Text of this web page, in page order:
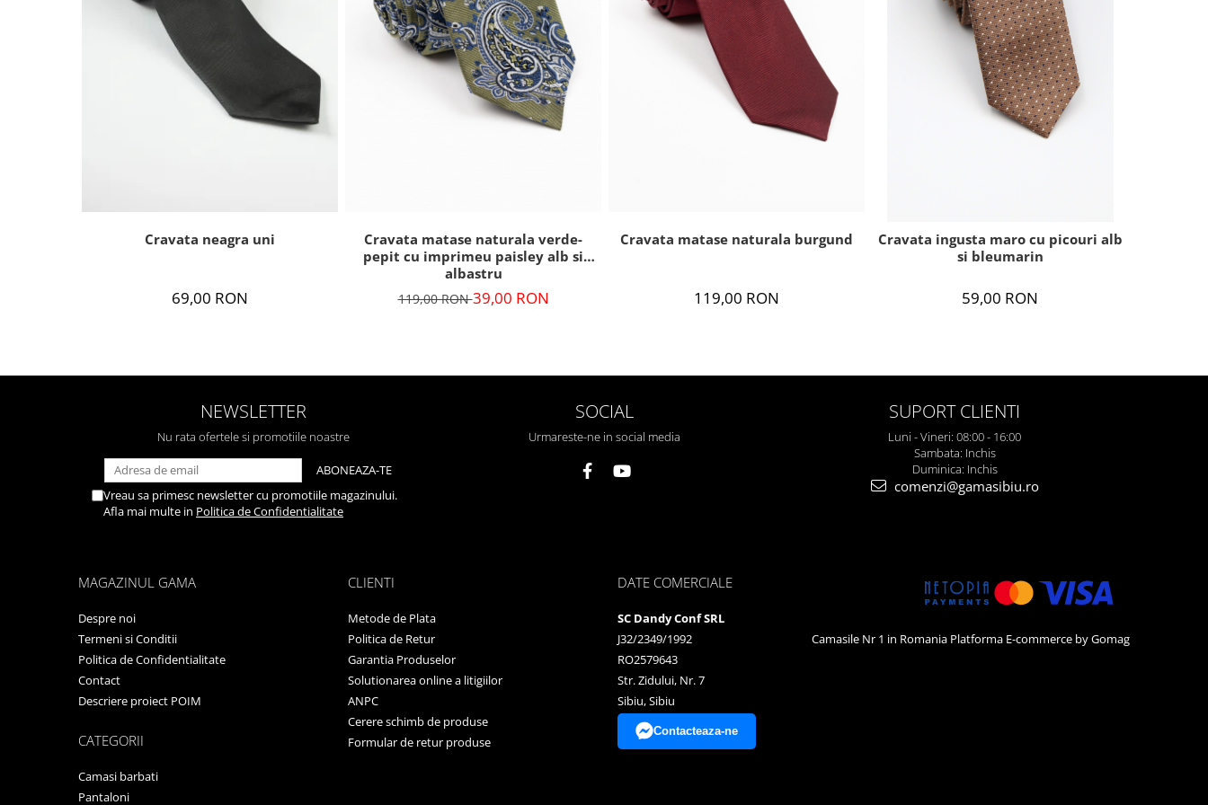
Cravata neagra uni
69,00 RON
Cravata matase naturala verde-
pepit cu imprimeu paisley alb si
albastru
119,00 RON39,00 RON
Cravata matase naturala burgund
119,00 RON
Cravata ingusta maro cu picouri alb
si bleumarin
59,00 RON
NEWSLETTER
Nu rata ofertele si promotiile noastre
Vreau sa primesc newsletter cu promotiile magazinului.
Afla mai multe in Politica de Confidentialitate
SOCIAL
Urmareste-ne in social media
SUPORT CLIENTI
Luni - Vineri: 08:00 - 16:00
Sambata: Inchis
Duminica: Inchis
comenzi@gamasibiu.ro
MAGAZINUL GAMA
Despre noi
Termeni si Conditii
Politica de Confidentialitate
Contact
Descriere proiect POIM
CATEGORII
Camasi barbati
Pantaloni
CLIENTI
Metode de Plata
Politica de Retur
Garantia Produselor
Solutionarea online a litigiilor
ANPC
Cerere schimb de produse
Formular de retur produse
DATE COMERCIALE
SC Dandy Conf SRL
J32/2349/1992
RO2579643
Str. Zidului, Nr. 7
Sibiu, Sibiu
Contacteaza-ne
Camasile Nr 1 in Romania Platforma E-commerce by Gomag